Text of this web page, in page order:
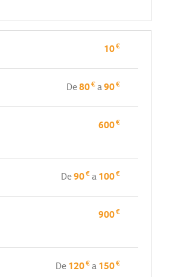
10€
De80€a90€
600€
De90€a100€
900€
De120€a150€